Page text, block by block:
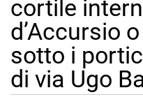
cortile
d’Accursio
sotto i
di via Ugo